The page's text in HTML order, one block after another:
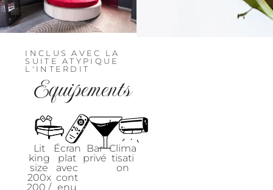
INCLUS AVEC LA
SUITE ATYPIQUE
L'INTERDIT
Equipements
Lit
king
size
200x
200 /
Écran
plat
avec
cont
enu
Bar
privé
Clima
tisati
on